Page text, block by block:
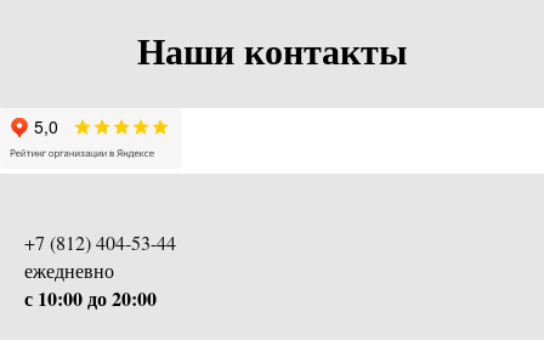
Наши контакты
ежедневно
с 10:00 до 20:00